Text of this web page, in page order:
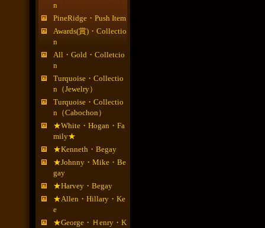
n
PineRidge・Push Item
Awards(賞)・Collectio
n
All・Gold・Colletcio
n
Turquoise・Collectio
n（Jewelry）
Turquoise・Collectio
n（Cabochon）
★White・Hogan・Fa
mily★
★Kenneth・Begay
★Johnny・Mike・Be
gay
★Harvey・Begay
★Allen・Hillary・Ke
e
★George・Ｈenry・K